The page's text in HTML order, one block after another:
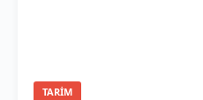
TARIM